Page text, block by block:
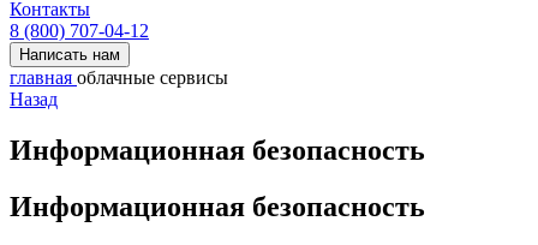
Контакты
8 (800) 707-04-12
Написать нам
главная облачные сервисы
Назад
Информационная безопасность
Информационная безопасность